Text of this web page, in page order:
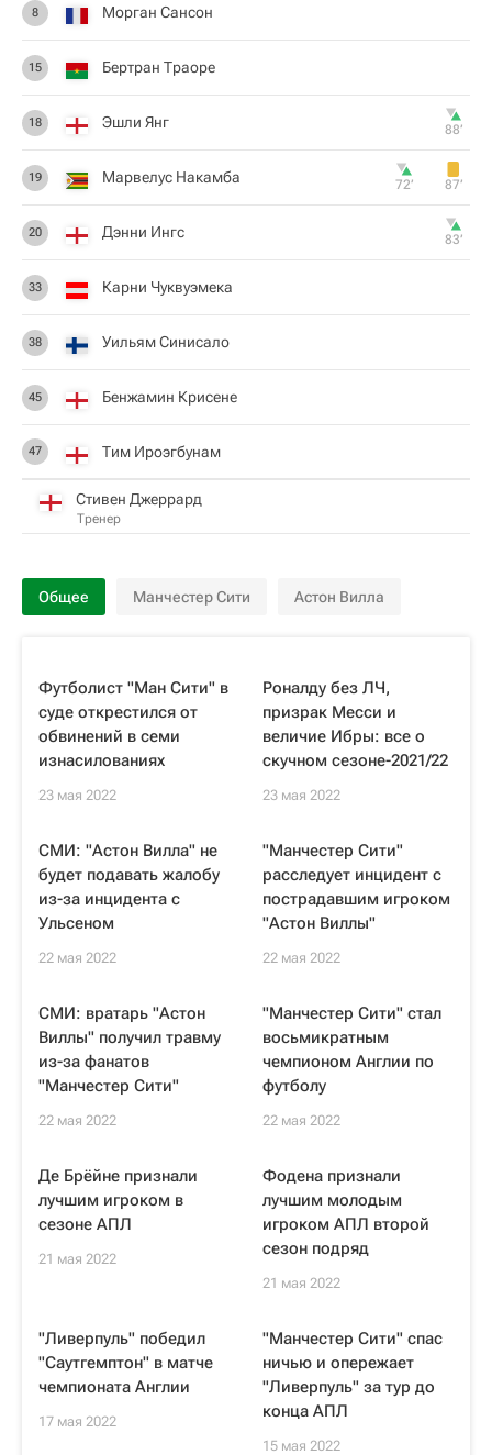
8 Морган Сансон
15 Бертран Траоре
18 Эшли Янг 88‎’‎
19 Марвелус Накамба 72‎’‎ 87‎’‎
20 Дэнни Ингс 83‎’‎
33 Карни Чуквуэмека
38 Уильям Синисало
45 Бенжамин Крисене
47 Тим Ироэгбунам
Стивен Джеррард
Тренер
Общее Манчестер Сити Астон Вилла
Футболист "Ман Сити" в
суде открестился от
обвинений в семи
изнасилованиях
23 мая 2022
Роналду без ЛЧ,
призрак Месси и
величие Ибры: все о
скучном сезоне-2021/22
23 мая 2022
СМИ: "Астон Вилла" не
будет подавать жалобу
из-за инцидента с
Ульсеном
22 мая 2022
"Манчестер Сити"
расследует инцидент с
пострадавшим игроком
"Астон Виллы"
22 мая 2022
СМИ: вратарь "Астон
Виллы" получил травму
из-за фанатов
"Манчестер Сити"
22 мая 2022
"Манчестер Сити" стал
восьмикратным
чемпионом Англии по
футболу
22 мая 2022
Де Брёйне признали
лучшим игроком в
сезоне АПЛ
21 мая 2022
Фодена признали
лучшим молодым
игроком АПЛ второй
сезон подряд
21 мая 2022
"Ливерпуль" победил
"Саутгемптон" в матче
чемпионата Англии
17 мая 2022
"Манчестер Сити" спас
ничью и опережает
"Ливерпуль" за тур до
конца АПЛ
15 мая 2022